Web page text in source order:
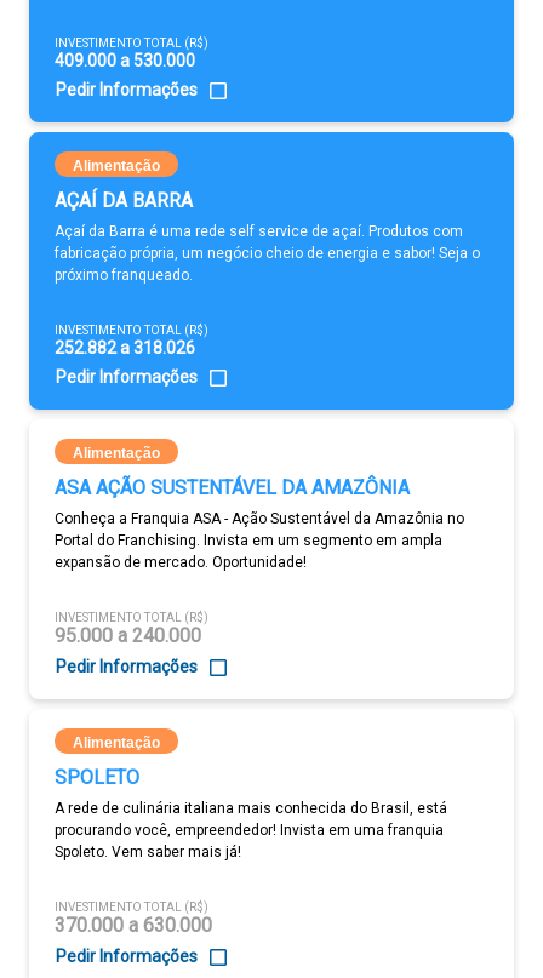
INVESTIMENTO TOTAL (R$)
409.000 a 530.000
Pedir Informações
Alimentação
AÇAÍ DA BARRA
Açaí da Barra é uma rede self service de açaí. Produtos com
fabricação própria, um negócio cheio de energia e sabor! Seja o
próximo franqueado.
INVESTIMENTO TOTAL (R$)
252.882 a 318.026
Pedir Informações
Alimentação
ASA AÇÃO SUSTENTÁVEL DA AMAZÔNIA
Conheça a Franquia ASA - Ação Sustentável da Amazônia no
Portal do Franchising. Invista em um segmento em ampla
expansão de mercado. Oportunidade!
INVESTIMENTO TOTAL (R$)
95.000 a 240.000
Pedir Informações
Alimentação
SPOLETO
A rede de culinária italiana mais conhecida do Brasil, está
procurando você, empreendedor! Invista em uma franquia
Spoleto. Vem saber mais já!
INVESTIMENTO TOTAL (R$)
370.000 a 630.000
Pedir Informações